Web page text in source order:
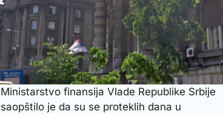
Ministarstvo finansija Vlade Republike Srbije
saopštilo je da su se proteklih dana u